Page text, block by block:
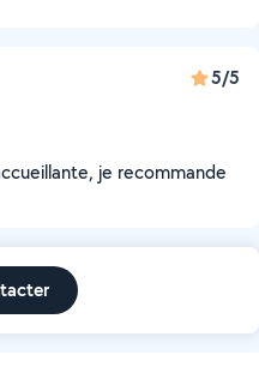
5/5
je recommande